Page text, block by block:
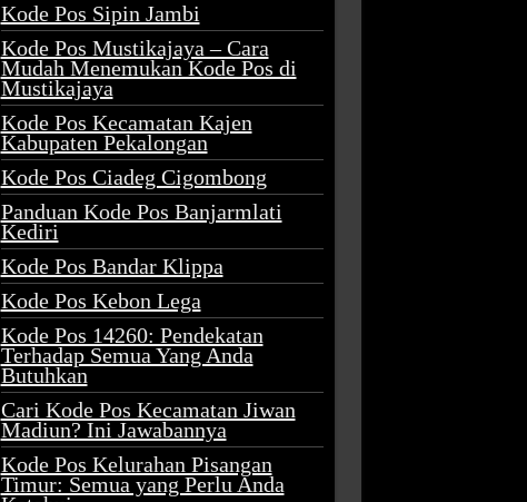
Kode Pos Sipin Jambi
Kode Pos Mustikajaya – Cara
Mudah Menemukan Kode Pos di
Mustikajaya
Kode Pos Kecamatan Kajen
Kabupaten Pekalongan
Kode Pos Ciadeg Cigombong
Panduan Kode Pos Banjarmlati
Kediri
Kode Pos Bandar Klippa
Kode Pos Kebon Lega
Kode Pos 14260: Pendekatan
Terhadap Semua Yang Anda
Butuhkan
Cari Kode Pos Kecamatan Jiwan
Madiun? Ini Jawabannya
Kode Pos Kelurahan Pisangan
Timur: Semua yang Perlu Anda